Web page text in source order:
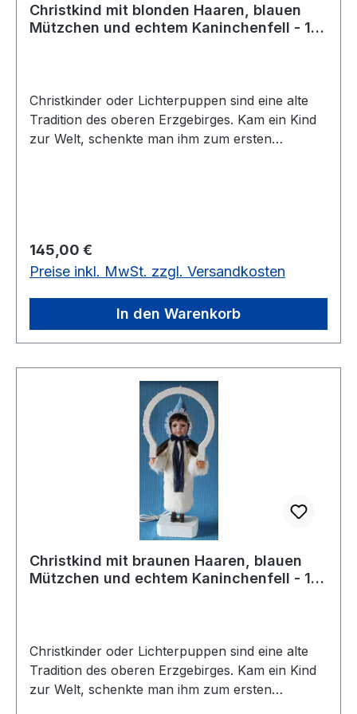
Christkind mit blonden Haaren, blauen
Mützchen und echtem Kaninchenfell - 1
Christkinder oder Lichterpuppen sind eine alte
Tradition des oberen Erzgebirges. Kam ein Kind
zur Welt, schenkte man ihm zum ersten
Porzellankopf, der unterschiedlich aussehen
kann, blonde Haare, die glatt oder gelockt, hell-
aus Kaninchenfell. Es ist kindersicher hergestellt
und hat einen eingebauten Trafo und 15
Regulärer Preis:
145,00 €
Preise inkl. MwSt. zzgl. Versandkosten
In den Warenkorb
Christkind mit braunen Haaren, blauen
Mützchen und echtem Kaninchenfell - 1
Christkinder oder Lichterpuppen sind eine alte
Tradition des oberen Erzgebirges. Kam ein Kind
zur Welt, schenkte man ihm zum ersten